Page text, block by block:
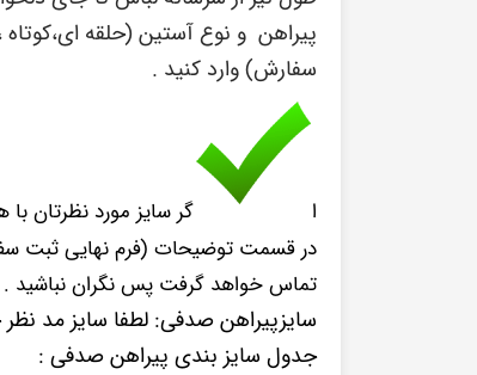
پیراهن و نوع آستین (حلقه ای،کوتاه
سفارش) وارد کنید .
ا
گر سایز مورد نظرتان
در قسمت توضیحات (فرم نهایی ثبت
تماس خواهد گرفت پس نگران نباشید .
سایزپیراهن صدفی: لطفا سایز مد
جدول سایز بندی پیراهن صدفی :